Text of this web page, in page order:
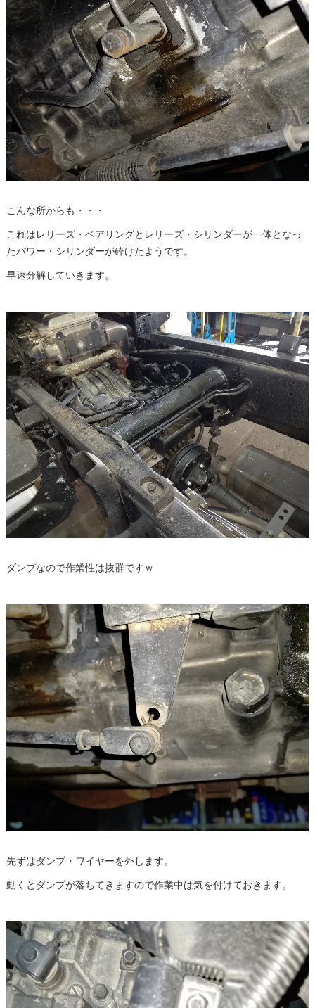
こんな所からも・・・
これはレリーズ・ベアリングとレリーズ・シリンダーが一体となっ
たパワー・シリンダーが砕けたようです。
早速分解していきます。
ダンプなので作業性は抜群ですｗ
先ずはダンプ・ワイヤーを外します。
動くとダンプが落ちてきますので作業中は気を付けておきます。